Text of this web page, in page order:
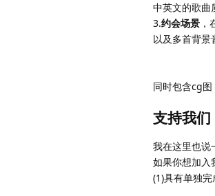
中英文的歌曲
3.约会场景
以及多首背景
同时包含cg
支持我们
我在这里也说
如果你想加入
(1)具有单独